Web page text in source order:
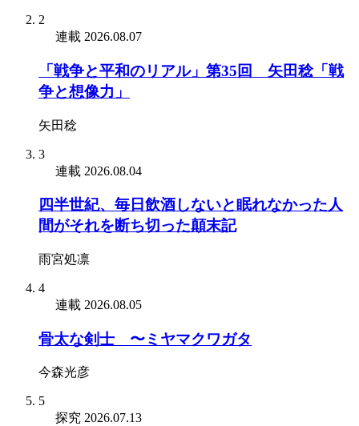
2
連載 2026.08.07
「戦争と平和のリアル」第35回 矢田稔「戦
争と想像力」
矢田稔
3
連載 2026.08.04
四半世紀、毎日飲酒しないと眠れなかった人
間がそれを断ち切った顛末記
雨宮処凛
4
連載 2026.08.05
骨太な剣士 〜ミヤマクワガタ
今森光彦
5
探究 2026.07.13